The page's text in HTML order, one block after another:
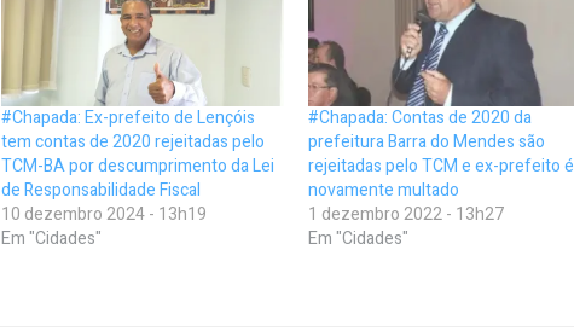
#Chapada: Ex-prefeito de Lençóis
tem contas de 2020 rejeitadas pelo
TCM-BA por descumprimento da Lei
de Responsabilidade Fiscal
10 dezembro 2024 - 13h19
Em "Cidades"
#Chapada: Contas de 2020 da
prefeitura Barra do Mendes são
rejeitadas pelo TCM e ex-prefeito é
novamente multado
1 dezembro 2022 - 13h27
Em "Cidades"